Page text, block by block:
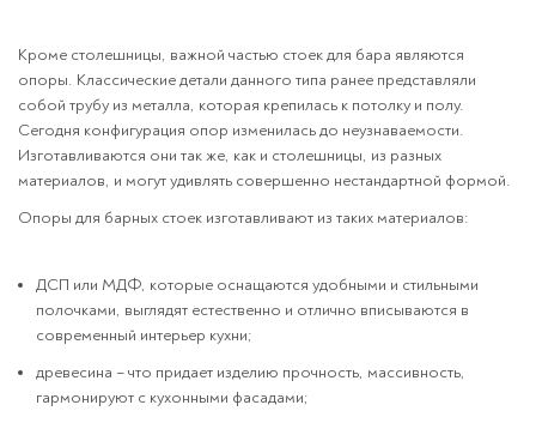
Кроме столешницы, важной частью стоек для бара являются
опоры. Классические детали данного типа ранее представляли
собой трубу из металла, которая крепилась к потолку и полу.
Сегодня конфигурация опор изменилась до неузнаваемости.
Изготавливаются они так же, как и столешницы, из разных
материалов, и могут удивлять совершенно нестандартной формой.
Опоры для барных стоек изготавливают из таких материалов:
ДСП или МДФ, которые оснащаются удобными и стильными
полочками, выглядят естественно и отлично вписываются в
современный интерьер кухни;
древесина – что придает изделию прочность, массивность,
гармонируют с кухонными фасадами;